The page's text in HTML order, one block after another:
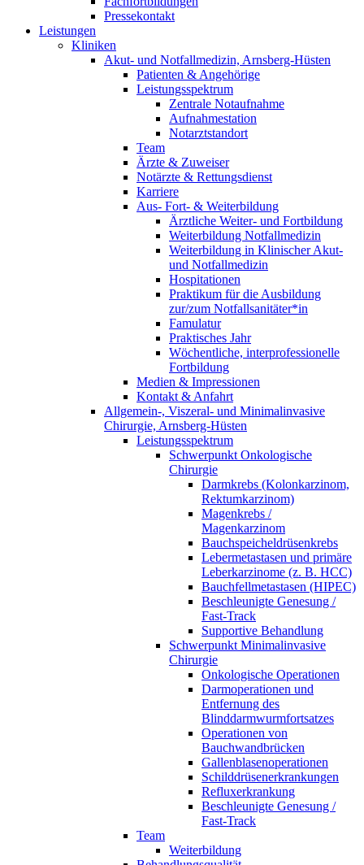
Pressekontakt
Leistungen
Kliniken
Akut- und Notfallmedizin, Arnsberg-Hüsten
Patienten & Angehörige
Leistungsspektrum
Zentrale Notaufnahme
Aufnahmestation
Notarztstandort
Team
Ärzte & Zuweiser
Notärzte & Rettungsdienst
Karriere
Aus- Fort- & Weiterbildung
Ärztliche Weiter- und Fortbildung
Weiterbildung Notfallmedizin
Weiterbildung in Klinischer Akut-
und Notfallmedizin
Hospitationen
Praktikum für die Ausbildung
zur/zum Notfallsanitäter*in
Famulatur
Praktisches Jahr
Wöchentliche, interprofessionelle
Fortbildung
Medien & Impressionen
Kontakt & Anfahrt
Allgemein-, Viszeral- und Minimalinvasive
Chirurgie, Arnsberg-Hüsten
Leistungsspektrum
Schwerpunkt Onkologische
Chirurgie
Darmkrebs (Kolonkarzinom,
Rektumkarzinom)
Magenkrebs /
Magenkarzinom
Bauchspeicheldrüsenkrebs
Lebermetastasen und primäre
Leberkarzinome (z. B. HCC)
Bauchfellmetastasen (HIPEC)
Beschleunigte Genesung /
Fast-Track
Supportive Behandlung
Schwerpunkt Minimalinvasive
Chirurgie
Onkologische Operationen
Darmoperationen und
Entfernung des
Blinddarmwurmfortsatzes
Operationen von
Bauchwandbrücken
Gallenblasenoperationen
Schilddrüsenerkrankungen
Refluxerkrankung
Beschleunigte Genesung /
Fast-Track
Team
Weiterbildung